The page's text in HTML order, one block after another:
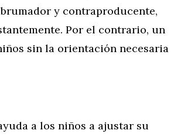
y contraproducente,
Por el contrario, un
sin la orientación necesaria
a los niños a ajustar su